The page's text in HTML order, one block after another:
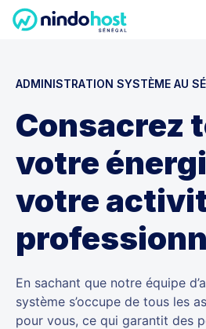
ADMINISTRATION SYSTÈME AU
Consacrez
votre
votre
En sachant que notre équipe
système s’occupe de tous les
pour vous, ce qui garantit des